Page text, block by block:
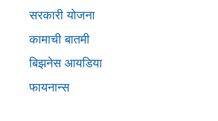
सरकारी योजना
कामाची बातमी
बिझनेस आयडिया
फायनान्स